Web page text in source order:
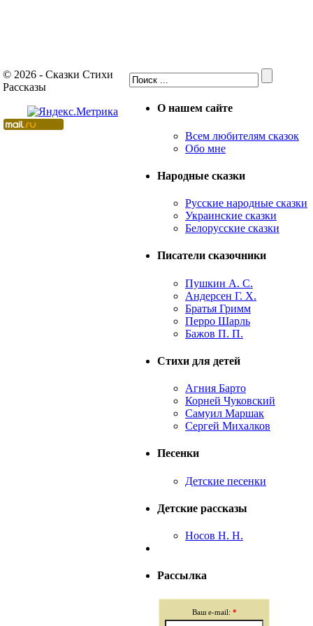
О нашем сайте
Всем любителям сказок
Обо мне
Народные сказки
Русские народные сказки
Украинские сказки
Белорусские сказки
Писатели сказочники
Пушкин А. С.
Андерсен Г. Х.
Братья Гримм
Перро Шарль
Бажов П. П.
Стихи для детей
Агния Барто
Корней Чуковский
Самуил Маршак
Сергей Михалков
Песенки
Детские песенки
Детские рассказы
Носов Н. Н.
Рассылка
Ваш e-mail: *
© 2026 - Сказки Стихи
Рассказы